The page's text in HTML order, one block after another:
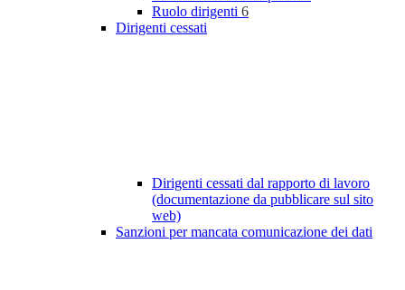
Ruolo dirigenti 6
Dirigenti cessati
Dirigenti cessati dal rapporto di lavoro
(documentazione da pubblicare sul sito
web)
Sanzioni per mancata comunicazione dei dati